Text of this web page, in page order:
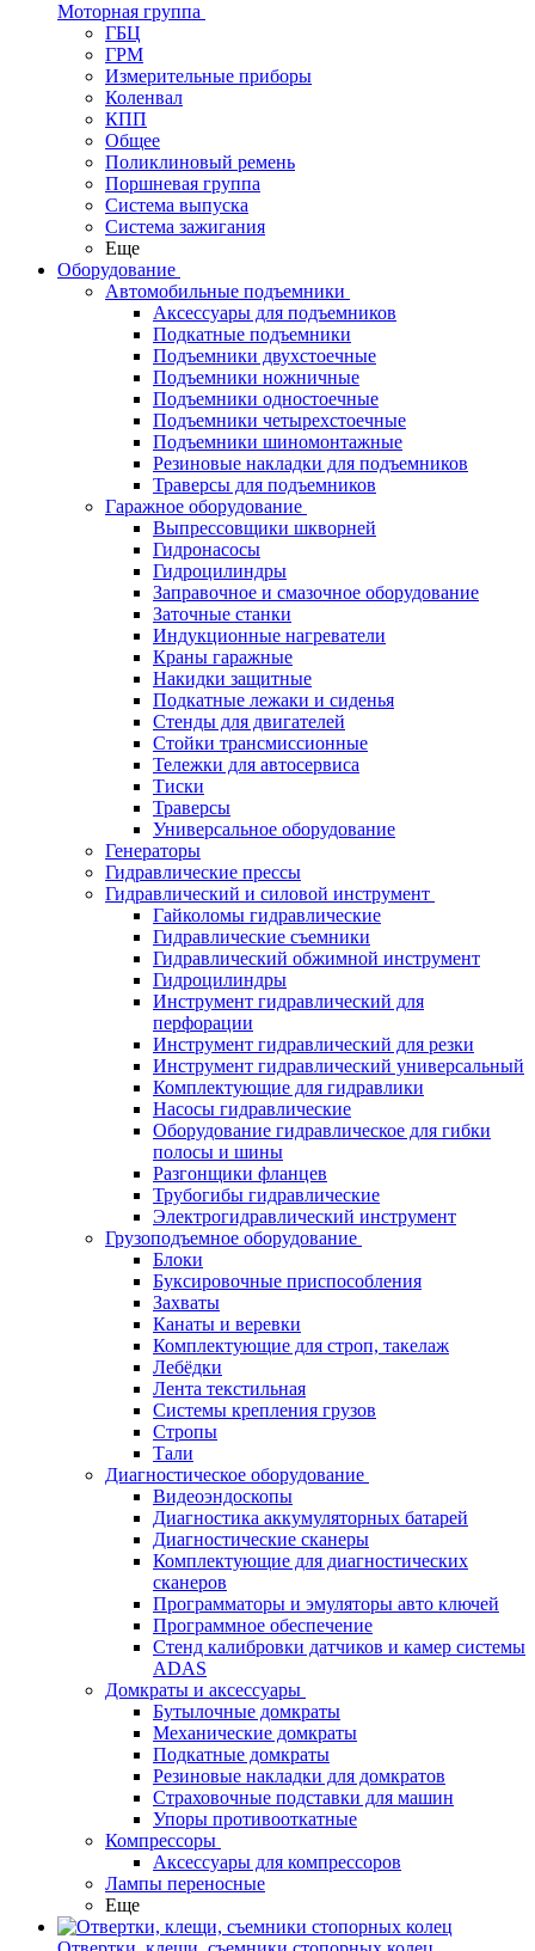
Моторная группа
ГБЦ
ГРМ
Измерительные приборы
Коленвал
КПП
Общее
Поликлиновый ремень
Поршневая группа
Система выпуска
Система зажигания
Еще
Оборудование
Автомобильные подъемники
Аксессуары для подъемников
Подкатные подъемники
Подъемники двухстоечные
Подъемники ножничные
Подъемники одностоечные
Подъемники четырехстоечные
Подъемники шиномонтажные
Резиновые накладки для подъемников
Траверсы для подъемников
Гаражное оборудование
Выпрессовщики шкворней
Гидронасосы
Гидроцилиндры
Заправочное и смазочное оборудование
Заточные станки
Индукционные нагреватели
Краны гаражные
Накидки защитные
Подкатные лежаки и сиденья
Стенды для двигателей
Стойки трансмиссионные
Тележки для автосервиса
Тиски
Траверсы
Универсальное оборудование
Генераторы
Гидравлические прессы
Гидравлический и силовой инструмент
Гайколомы гидравлические
Гидравлические съемники
Гидравлический обжимной инструмент
Гидроцилиндры
Инструмент гидравлический для
перфорации
Инструмент гидравлический для резки
Инструмент гидравлический универсальный
Комплектующие для гидравлики
Насосы гидравлические
Оборудование гидравлическое для гибки
полосы и шины
Разгонщики фланцев
Трубогибы гидравлические
Электрогидравлический инструмент
Грузоподъемное оборудование
Блоки
Буксировочные приспособления
Захваты
Канаты и веревки
Комплектующие для строп, такелаж
Лебёдки
Лента текстильная
Системы крепления грузов
Стропы
Тали
Диагностическое оборудование
Видеоэндоскопы
Диагностика аккумуляторных батарей
Диагностические сканеры
Комплектующие для диагностических
сканеров
Программаторы и эмуляторы авто ключей
Программное обеспечение
Стенд калибровки датчиков и камер системы
ADAS
Домкраты и аксессуары
Бутылочные домкраты
Механические домкраты
Подкатные домкраты
Резиновые накладки для домкратов
Страховочные подставки для машин
Упоры противооткатные
Компрессоры
Аксессуары для компрессоров
Лампы переносные
Еще